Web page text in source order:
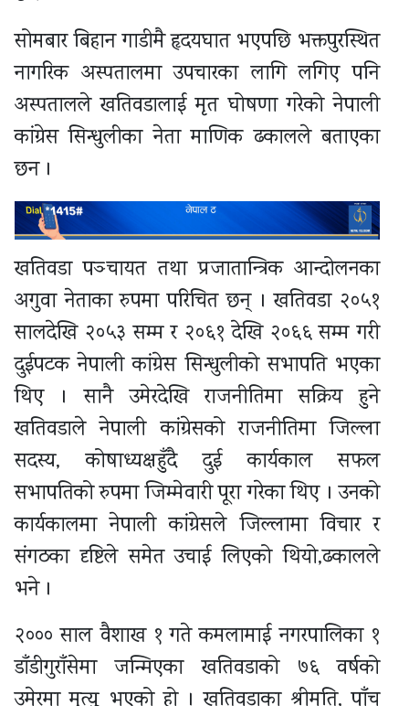
सोमबार बिहान गाडीमै हृदयघात भएपछि भक्तपुरस्थित
नागरिक अस्पतालमा उपचारका लागि लगिए पनि
अस्पतालले खतिवडालाई मृत घोषणा गरेको नेपाली
कांग्रेस सिन्धुलीका नेता माणिक ढकालले बताएका
छन ।
खतिवडा पञ्‍चायत तथा प्रजातान्त्रिक आन्दोलनका
अगुवा नेताका रुपमा परिचित छन् । खतिवडा २०५१
सालदेखि २०५३ सम्म र २०६१ देखि २०६६ सम्म गरी
दुईपटक नेपाली कांग्रेस सिन्धुलीको सभापति भएका
थिए । सानै उमेरदेखि राजनीतिमा सक्रिय हुने
खतिवडाले नेपाली कांग्रेसको राजनीतिमा जिल्ला
सदस्य, कोषाध्यक्षहुँदै दुई कार्यकाल सफल
सभापतिको रुपमा जिम्मेवारी पूरा गरेका थिए । उनको
कार्यकालमा नेपाली कांग्रेसले जिल्लामा विचार र
संगठका दृष्टिले समेत उचाई लिएको थियो,ढकालले
भने ।
२००० साल वैशाख १ गते कमलामाई नगरपालिका १
डाँडीगुराँसेमा जन्मिएका खतिवडाको ७६ वर्षको